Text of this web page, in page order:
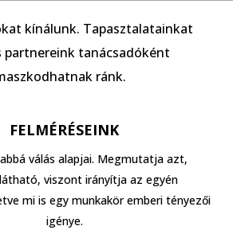
kínálunk. Tapasztalatainkat
partnereink tanácsadóként
ránk.
FELMÉRÉSEINK
válás alapjai. Megmutatja azt,
viszont irányítja az egyén
mi is egy munkakör emberi tényezői
igénye.